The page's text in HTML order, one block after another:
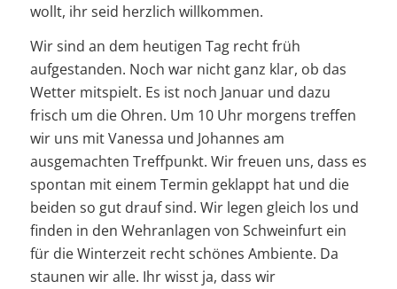
wollt, ihr seid herzlich willkommen.
Wir sind an dem heutigen Tag recht früh
aufgestanden. Noch war nicht ganz klar, ob das
Wetter mitspielt. Es ist noch Januar und dazu
frisch um die Ohren. Um 10 Uhr morgens treffen
wir uns mit Vanessa und Johannes am
ausgemachten Treffpunkt. Wir freuen uns, dass es
spontan mit einem Termin geklappt hat und die
beiden so gut drauf sind. Wir legen gleich los und
finden in den Wehranlagen von Schweinfurt ein
für die Winterzeit recht schönes Ambiente. Da
staunen wir alle. Ihr wisst ja, dass wir